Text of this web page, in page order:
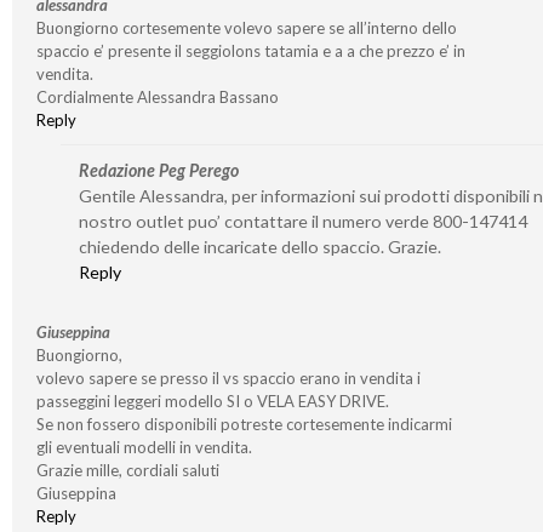
alessandra
Buongiorno cortesemente volevo sapere se all’interno dello
spaccio e’ presente il seggiolons tatamia e a a che prezzo e’ in
vendita.
Cordialmente Alessandra Bassano
Reply
Redazione Peg Perego
Gentile Alessandra, per informazioni sui prodotti disponibili
nostro outlet puo’ contattare il numero verde 800-147414
chiedendo delle incaricate dello spaccio. Grazie.
Reply
Giuseppina
Buongiorno,
volevo sapere se presso il vs spaccio erano in vendita i
passeggini leggeri modello SI o VELA EASY DRIVE.
Se non fossero disponibili potreste cortesemente indicarmi
gli eventuali modelli in vendita.
Grazie mille, cordiali saluti
Giuseppina
Reply